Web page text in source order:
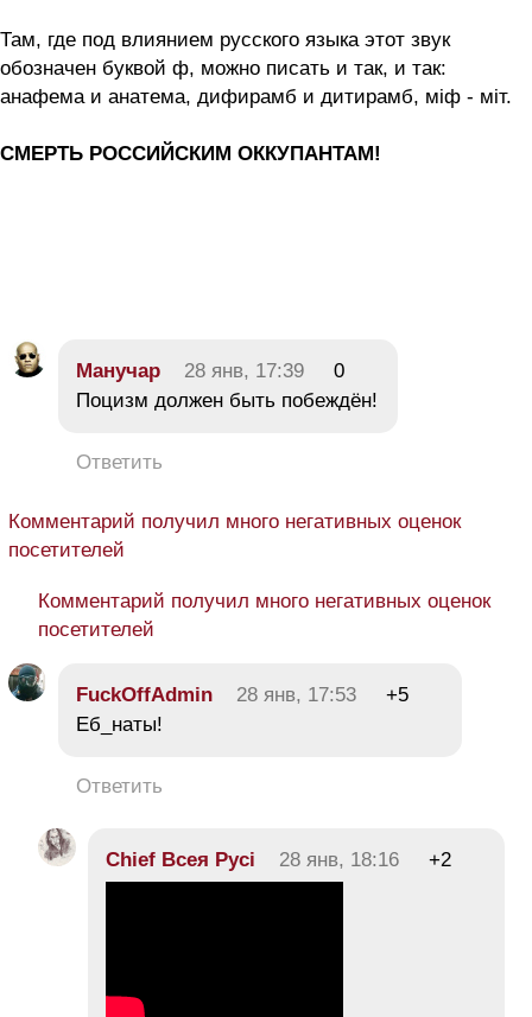
Там, где под влиянием русского языка этот звук
обозначен буквой ф, можно писать и так, и так:
анафема и анатема, дифирамб и дитирамб, міф - міт.
СМЕРТЬ РОССИЙСКИМ ОККУПАНТАМ!
Манучар 28 янв, 17:39
0
Поцизм должен быть побеждён!
Ответить
Комментарий получил много негативных оценок
посетителей
Комментарий получил много негативных оценок
посетителей
FuckOffAdmin 28 янв, 17:53
+5
Еб_наты!
Ответить
Chief Всея Русі 28 янв, 18:16 +2